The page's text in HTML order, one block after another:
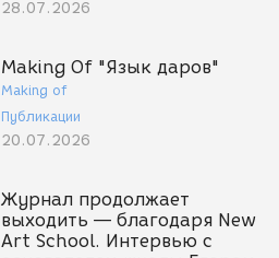
28.07.2026
Making Of "Язык даров"
Making of
Публикации
20.07.2026
Журнал продолжает
выходить — благодаря New
Art School. Интервью с